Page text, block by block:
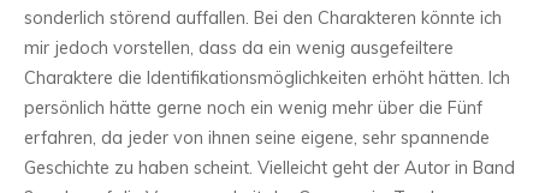
sonderlich störend auffallen. Bei den Charakteren könnte ich
mir jedoch vorstellen, dass da ein wenig ausgefeiltere
Charaktere die Identifikationsmöglichkeiten erhöht hätten. Ich
persönlich hätte gerne noch ein wenig mehr über die Fünf
erfahren, da jeder von ihnen seine eigene, sehr spannende
Geschichte zu haben scheint. Vielleicht geht der Autor in Band